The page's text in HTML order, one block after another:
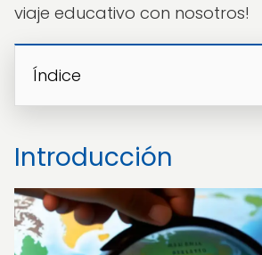
viaje educativo con nosotros!
Índice
Introducción